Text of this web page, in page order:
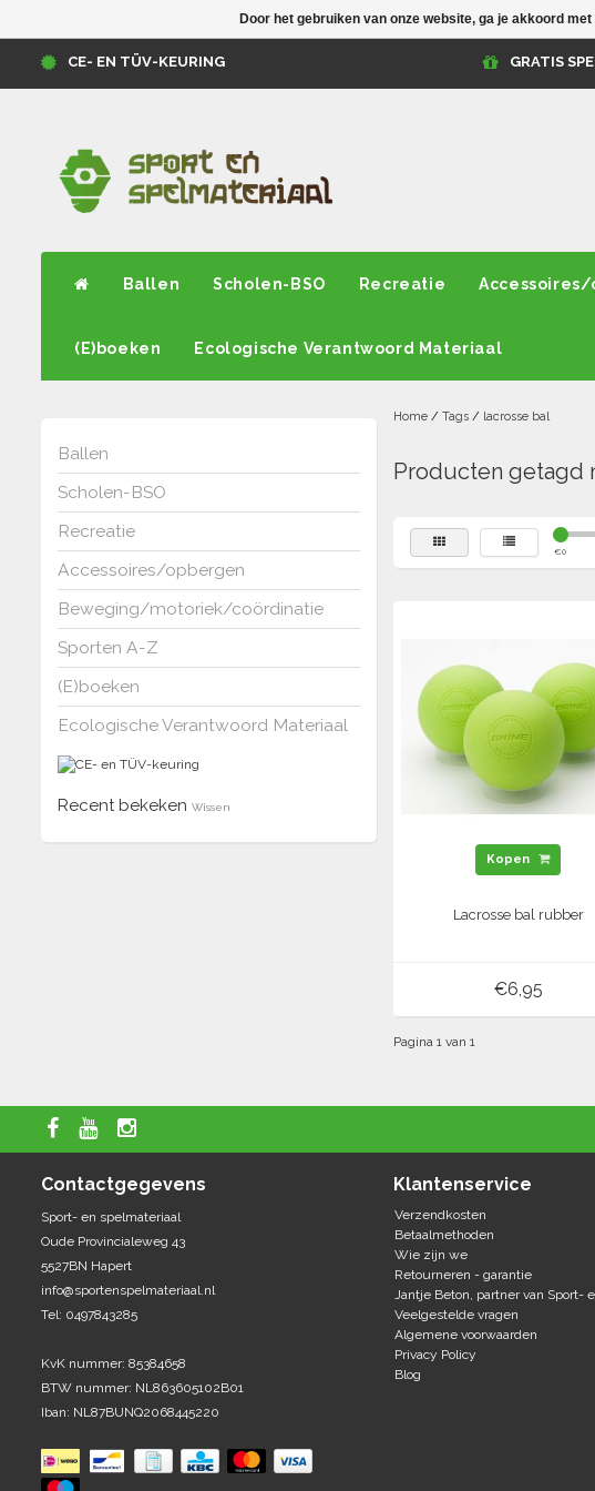
CE- EN TÜV-KEURING GRATIS
Ballen Scholen-BSO Recreatie
(E)boeken Ecologische Verantwoord Materiaal
Ballen
Scholen-BSO
Recreatie
Accessoires/opbergen
Beweging/motoriek/coördinatie
Sporten A-Z
(E)boeken
Ecologische Verantwoord Materiaal
Recent bekeken Wissen
Home/ Tags/ lacrosse bal
Producten getagd
€0
Kopen
Lacrosse bal rubber
€6,95
Pagina 1 van 1
Contactgegevens
Sport- en spelmateriaal
Oude Provincialeweg 43
5527BN Hapert
info@sportenspelmateriaal.nl
Tel: 0497843285
KvK nummer: 85384658
BTW nummer: NL863605102B01
Iban: NL87BUNQ2068445220
Klantenservice
Verzendkosten
Betaalmethoden
Wie zijn we
Retourneren - garantie
Jantje Beton, partner van Sport-
Veelgestelde vragen
Algemene voorwaarden
Privacy Policy
Blog
Door het gebruiken van onze website, ga je akkoord